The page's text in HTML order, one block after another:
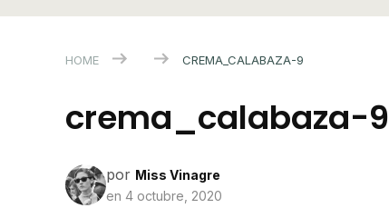
HOME CREMA_CALABAZA-9
crema_calabaza-9
por Miss Vinagre
en 4 octubre, 2020